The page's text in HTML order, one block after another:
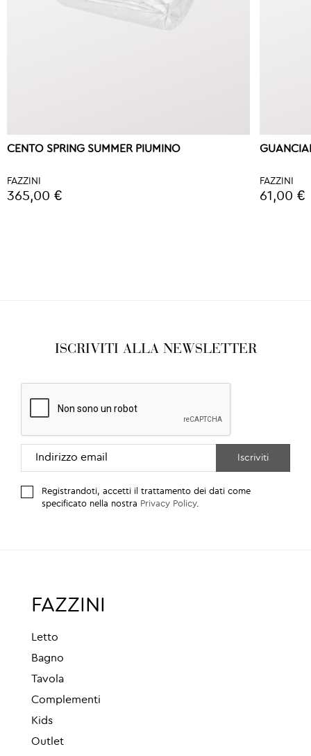
CENTO SPRING SUMMER PIUMINO
FAZZINI
365,00 €
FAZZINI
61,00 €
ISCRIVITI ALLA NEWSLETTER
Registrandoti, accetti il trattamento dei dati come
specificato nella nostra Privacy Policy.
FAZZINI
Letto
Bagno
Tavola
Complementi
Kids
Outlet